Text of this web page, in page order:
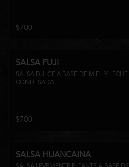
$700
SALSA FUJI
SALSA DULCE A BASE DE MIEL Y LECHE
CONDESADA.
$700
SALSA HUANCAINA